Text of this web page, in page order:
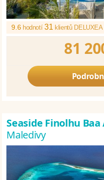
9.6 hodnotí31 klientů DELUXEA
81
Seaside Finolhu
Maledivy